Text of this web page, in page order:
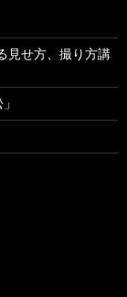
見せ方、撮り方講